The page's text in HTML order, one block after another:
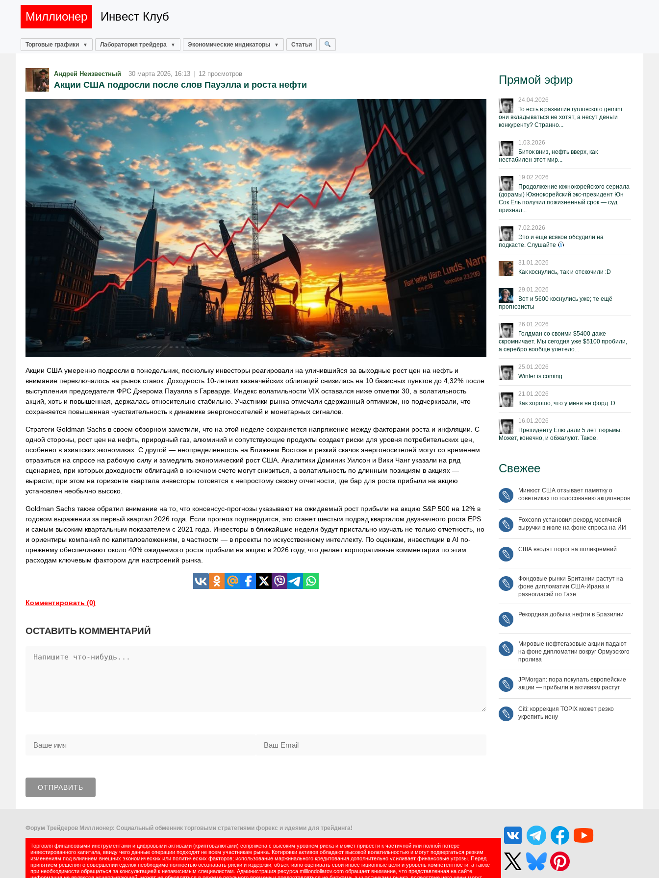
Миллионер Инвест Клуб
Торговые графики Лаборатория трейдера Экономические индикаторы Статьи
Андрей Неизвестный 30 марта 2026, 16:13 | 12 просмотров
Акции США подросли после слов Пауэлла и роста нефти
Акции США умеренно подросли в понедельник, поскольку инвесторы реагировали на уличившийся за выходные рост цен на нефть и
внимание переключалось на рынок ставок. Доходность 10-летних казначейских облигаций снизилась на 10 базисных пунктов до 4,32% после
выступления председателя ФРС Джерома Пауэлла в Гарварде. Индекс волатильности VIX оставался ниже отметки 30, а волатильность
акций, хоть и повышенная, держалась относительно стабильно. Участники рынка отмечали сдержанный оптимизм, но подчеркивали, что
сохраняется повышенная чувствительность к динамике энергоносителей и монетарных сигналов.
Стратеги Goldman Sachs в своем обзорном заметили, что на этой неделе сохраняется напряжение между факторами роста и инфляции. С
одной стороны, рост цен на нефть, природный газ, алюминий и сопутствующие продукты создает риски для уровня потребительских цен,
особенно в азиатских экономиках. С другой — неопределенность на Ближнем Востоке и резкий скачок энергоносителей могут со временем
отразиться на спросе на рабочую силу и замедлить экономический рост США. Аналитики Доминик Уилсон и Вики Чанг указали на ряд
сценариев, при которых доходности облигаций в конечном счете могут снизиться, а волатильность по длинным позициям в акциях —
вырасти; при этом на горизонте квартала инвесторы готовятся к непростому сезону отчетности, где бар для роста прибыли на акцию
установлен необычно высоко.
Goldman Sachs также обратил внимание на то, что консенсус-прогнозы указывают на ожидаемый рост прибыли на акцию S&P 500 на 12% в
годовом выражении за первый квартал 2026 года. Если прогноз подтвердится, это станет шестым подряд кварталом двузначного роста EPS
и самым высоким квартальным показателем с 2021 года. Инвесторы в ближайшие недели будут пристально изучать не только отчетность, но
и ориентиры компаний по капиталовложениям, в частности — в проекты по искусственному интеллекту. По оценкам, инвестиции в AI по-
прежнему обеспечивают около 40% ожидаемого роста прибыли на акцию в 2026 году, что делает корпоративные комментарии по этим
расходам ключевым фактором для настроений рынка.
Комментировать (0)
ОСТАВИТЬ КОММЕНТАРИЙ
Прямой эфир
24.04.2026
То есть в развитие гугловского gemini
они вкладываться не хотят, а несут деньги
конкуренту? Странно...
1.03.2026
Биток вниз, нефть вверх, как
нестабилен этот мир...
19.02.2026
Продолжение южнокорейского сериала
(дорамы) Южнокорейский экс-президент Юн
Сок Ёль получил пожизненный срок — суд
признал...
7.02.2026
Это и ещё всякое обсудили на
подкасте. Слушайте
31.01.2026
Как коснулись, так и отскочили :D
29.01.2026
Вот и 5600 коснулись уже; те ещё
прогнозисты
26.01.2026
Голдман со своими $5400 даже
скромничает. Мы сегодня уже $5100 пробили,
а серебро вообще улетело...
25.01.2026
Winter is coming...
21.01.2026
Как хорошо, что у меня не форд :D
16.01.2026
Президенту Ёлю дали 5 лет тюрьмы.
Может, конечно, и обжалуют. Такое.
Свежее
Минюст США отзывает памятку о
советниках по голосованию акционеров
Foxconn установил рекорд месячной
выручки в июле на фоне спроса на ИИ
США вводят порог на поликремний
Фондовые рынки Британии растут на
фоне дипломатии США‑Ирана и
разногласий по Газе
Рекордная добыча нефти в Бразилии
Мировые нефтегазовые акции падают
на фоне дипломатии вокруг Ормузского
пролива
JPMorgan: пора покупать европейские
акции — прибыли и активизм растут
Citi: коррекция TOPIX может резко
укрепить иену
Форум Трейдеров Миллионер: Социальный обменник торговыми стратегиями форекс и идеями для трейдинга!
Торговля финансовыми инструментами и цифровыми активами (криптовалютами) сопряжена с высоким уровнем риска и может привести к частичной или полной потере
инвестированного капитала, ввиду чего данные операции подходят не всем участникам рынка. Котировки активов обладают высокой волатильностью и могут подвергаться резким
изменениям под влиянием внешних экономических или политических факторов; использование маржинального кредитования дополнительно усиливает финансовые угрозы. Перед
принятием решения о совершении сделок необходимо полностью осознавать риски и издержки, объективно оценивать свои инвестиционные цели и уровень компетентности, а также
при необходимости обращаться за консультацией к независимым специалистам. Администрация ресурса milliondollarov.com обращает внимание, что представленная на сайте